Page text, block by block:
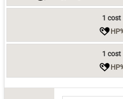
1 cost
1 cost